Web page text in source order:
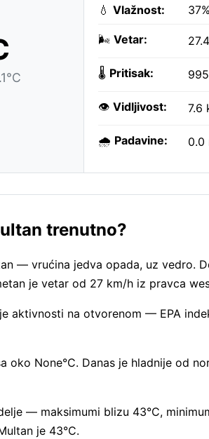
💧 Vlažnost: 37%
🌬️ Vetar:
🌡️ Pritisak:
👁️ Vidljivost: 7.6
🌧️ Padavine: 0.0
trenutno?
— vrućina jedva opada, uz vedro.
je vetar od 27 km/h iz pravca
aktivnosti na otvorenom — EPA
oko None°C. Danas je hladnije od
— maksimumi blizu 43°C,
je 43°C.